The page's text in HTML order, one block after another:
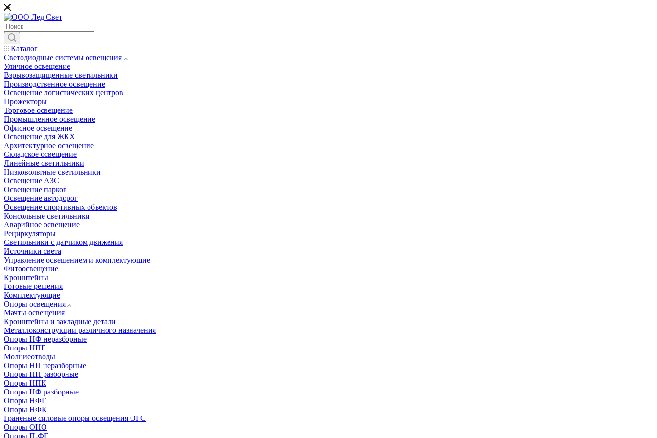
Каталог
Светодиодные системы освещения
Уличное освещение
Взрывозащищенные светильники
Производственное освещение
Освещение логистических центров
Прожекторы
Торговое освещение
Промышленное освещение
Офисное освещение
Освещение для ЖКХ
Архитектурное освещение
Складское освещение
Линейные светильники
Низковольтные светильники
Освещение АЗС
Освещение парков
Освещение автодорог
Освещение спортивных объектов
Консольные светильники
Аварийное освещение
Рециркуляторы
Светильники с датчиком движения
Источники света
Управление освещением и комплектующие
Фитоосвещение
Кронштейны
Готовые решения
Комплектующие
Опоры освещения
Мачты освещения
Кронштейны и закладные детали
Металлоконструкции различного назначения
Опоры НФ неразборные
Опоры НПГ
Молниеотводы
Опоры НП неразборные
Опоры НП разборные
Опоры НПК
Опоры НФ разборные
Опоры НФГ
Опоры НФК
Граненые силовые опоры освещения ОГС
Опоры ОНО
Опоры П-ФГ
*